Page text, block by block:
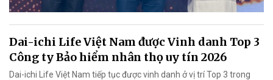
Dai-ichi Life Việt Nam được Vinh danh Top 3
Công ty Bảo hiểm nhân thọ uy tín 2026
Dai-ichi Life Việt Nam tiếp tục được vinh danh ở vị trí Top 3 trong